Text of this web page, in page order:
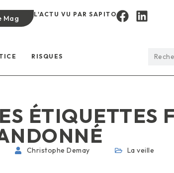
Mag L'ACTU VU PAR SAPITO
RISQUES
ÉTIQUETTES
Christophe Demay La veille